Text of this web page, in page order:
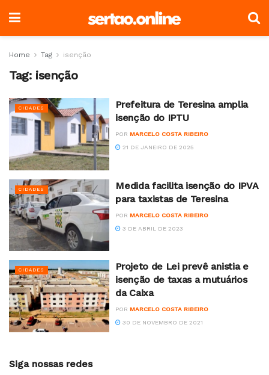
Home Tag isenção
Tag: isenção
CIDADES
Prefeitura de Teresina amplia
isenção do IPTU
POR MARCELO COSTA RIBEIRO
21 DE JANEIRO DE 2025
CIDADES
Medida facilita isenção do IPVA
para taxistas de Teresina
POR MARCELO COSTA RIBEIRO
3 DE ABRIL DE 2023
CIDADES
Projeto de Lei prevê anistia e
isenção de taxas a mutuários
da Caixa
POR MARCELO COSTA RIBEIRO
30 DE NOVEMBRO DE 2021
Siga nossas redes